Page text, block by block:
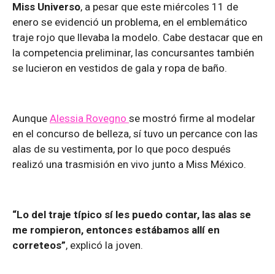
Miss Universo, a pesar que este miércoles 11 de
enero se evidenció un problema, en el emblemático
traje rojo que llevaba la modelo. Cabe destacar que en
la competencia preliminar, las concursantes también
se lucieron en vestidos de gala y ropa de baño.
Aunque Alessia Rovegno se mostró firme al modelar
en el concurso de belleza, sí tuvo un percance con las
alas de su vestimenta, por lo que poco después
realizó una trasmisión en vivo junto a Miss México.
“Lo del traje típico sí les puedo contar, las alas se
me rompieron, entonces estábamos allí en
correteos”, explicó la joven.